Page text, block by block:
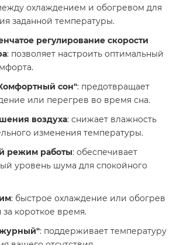
охлаждением и обогревом для
заданной температуры.​
регулирование скорости
: позволяет настроить оптимальный
сон": предотвращает
или перегрев во время сна.​
воздуха: снижает влажность
изменения температуры.​
режим работы: обеспечивает
уровень шума для спокойного
: быстрое охлаждение или обогрев
короткое время.​
: поддерживает температуру